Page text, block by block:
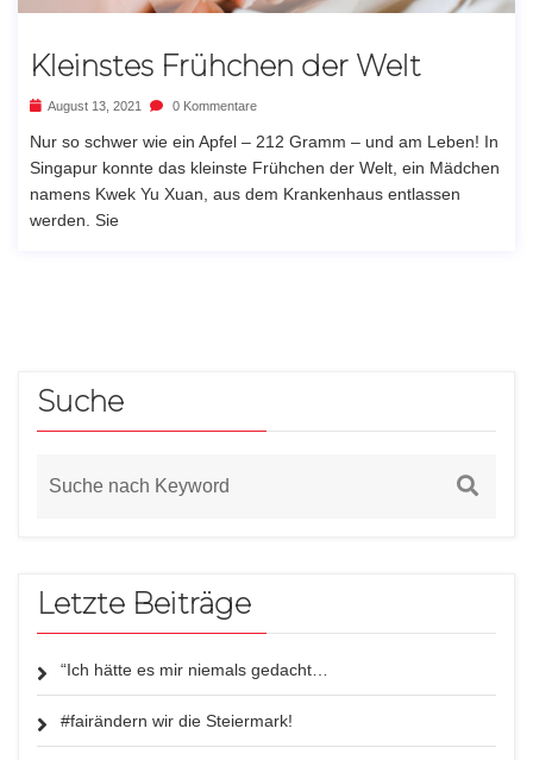
Kleinstes Frühchen der Welt
August 13, 2021 0 Kommentare
Nur so schwer wie ein Apfel – 212 Gramm – und am Leben! In
Singapur konnte das kleinste Frühchen der Welt, ein Mädchen
namens Kwek Yu Xuan, aus dem Krankenhaus entlassen
werden. Sie
Suche
Letzte Beiträge
“Ich hätte es mir niemals gedacht…
#fairändern wir die Steiermark!